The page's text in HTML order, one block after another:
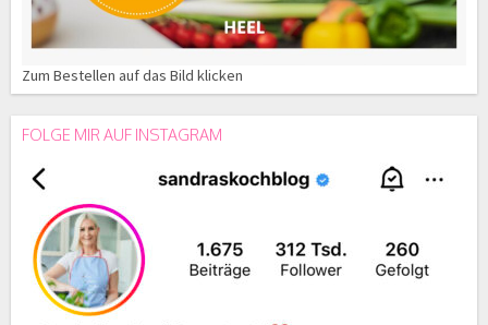
Zum Bestellen auf das Bild klicken
FOLGE MIR AUF INSTAGRAM